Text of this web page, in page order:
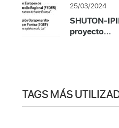
25/03/2024
SHUTON-
proyecto...
TAGS MÁS